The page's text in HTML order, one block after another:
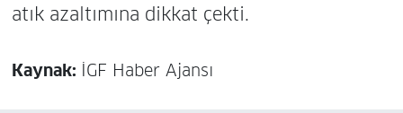
atık azaltımına dikkat çekti.
Kaynak: İGF Haber Ajansı